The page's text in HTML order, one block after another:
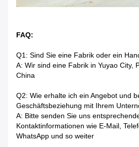
FAQ:
Q1: Sind Sie eine Fabrik oder ein
A: Wir sind eine Fabrik in Yuyao City,
China
Q2: Wie erhalte ich ein Angebot und
Geschäftsbeziehung mit Ihrem
A: Bitte senden Sie uns
Kontaktinformationen wie E-Mail,
WhatsApp und so weiter